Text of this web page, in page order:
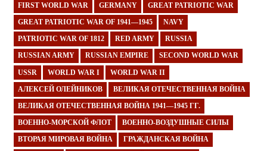
FIRST WORLD WAR GERMANY GREAT PATRIOTIC WAR
GREAT PATRIOTIC WAR OF 1941—1945 NAVY
PATRIOTIC WAR OF 1812 RED ARMY RUSSIA
RUSSIAN ARMY RUSSIAN EMPIRE SECOND WORLD WAR
USSR WORLD WAR I WORLD WAR II
АЛЕКСЕЙ ОЛЕЙНИКОВ ВЕЛИКАЯ ОТЕЧЕСТВЕННАЯ ВОЙНА
ВЕЛИКАЯ ОТЕЧЕСТВЕННАЯ ВОЙНА 1941—1945 ГГ.
ВОЕННО-МОРСКОЙ ФЛОТ ВОЕННО-ВОЗДУШНЫЕ СИЛЫ
ВТОРАЯ МИРОВАЯ ВОЙНА ГРАЖДАНСКАЯ ВОЙНА